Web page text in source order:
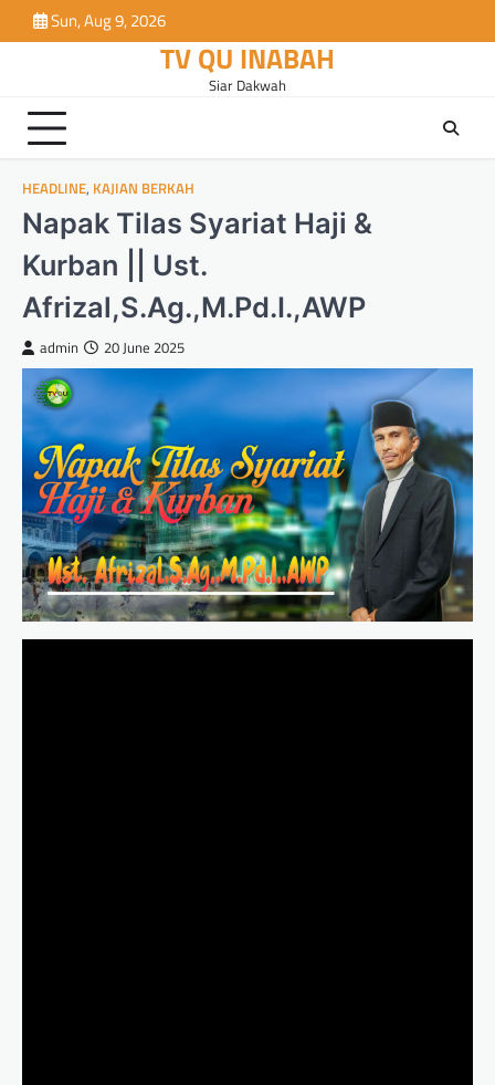
to
Sun, Aug 9, 2026
TV QU INABAH
Siar Dakwah
HEADLINE, KAJIAN BERKAH
Napak Tilas Syariat Haji &
Kurban || Ust.
Afrizal,S.Ag.,M.Pd.I.,AWP
admin 20 June 2025